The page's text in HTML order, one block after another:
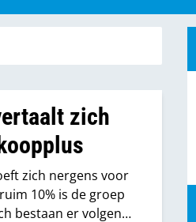
zich
zich nergens voor
10% is de groep
bestaan er volgens